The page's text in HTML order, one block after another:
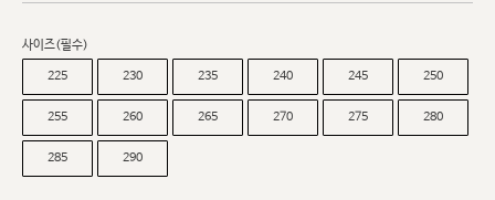
사이즈(필수)
225 230 235 240 245 250
255 260 265 270 275 280
285 290